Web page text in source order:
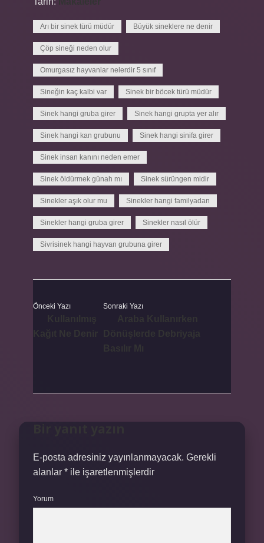
Arı bir sinek türü müdür Büyük sineklere ne denir
Çöp sineği neden olur
Omurgasız hayvanlar nelerdir 5 sınıf
Sineğin kaç kalbi var Sinek bir böcek türü müdür
Sinek hangi gruba girer Sinek hangi grupta yer alır
Sinek hangi kan grubunu Sinek hangi sinifa girer
Sinek insan kanını neden emer
Sinek öldürmek günah mı Sinek sürüngen midir
Sinekler aşık olur mu Sinekler hangi familyadan
Sinekler hangi gruba girer Sinekler nasıl ölür
Sivrisinek hangi hayvan grubuna girer
Önceki Yazı Sonraki Yazı
E-posta adresiniz yayınlanmayacak. Gerekli
alanlar * ile işaretlenmişlerdir
Yorum